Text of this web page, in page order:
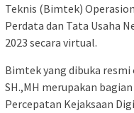
Teknis (Bimtek)
Perdata dan Tata Usaha
2023 secara virtual.
Bimtek yang dibuka
SH.,MH merupakan
Percepatan Kejaksaan